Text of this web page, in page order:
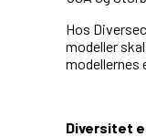
Hos
modeller
modellernes
Diversitet